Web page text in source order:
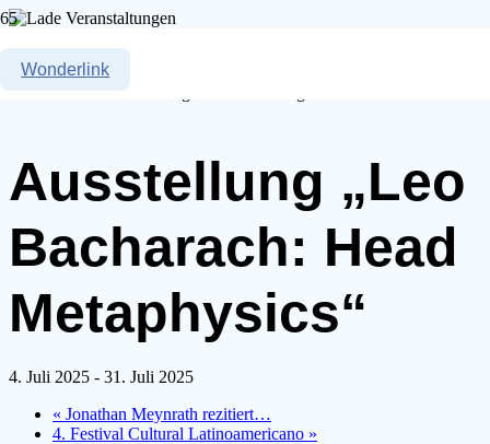
Wonderlink
« Alle Veranstaltungen
Diese Veranstaltung hat bereits stattgefunden.
Ausstellung „Leo
Bacharach: Head
Metaphysics“
4. Juli 2025 - 31. Juli 2025
« Jonathan Meynrath rezitiert…
4. Festival Cultural Latinoamericano »